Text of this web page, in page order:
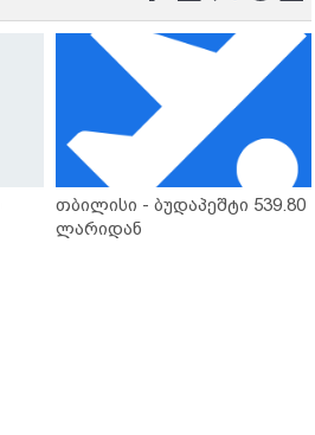
ტელერობოტული ოპერაცია
ჩაატარა - ისტორია
დაწერილია
თბილისი - ბუდაპეშტი 539.80
ლარიდან